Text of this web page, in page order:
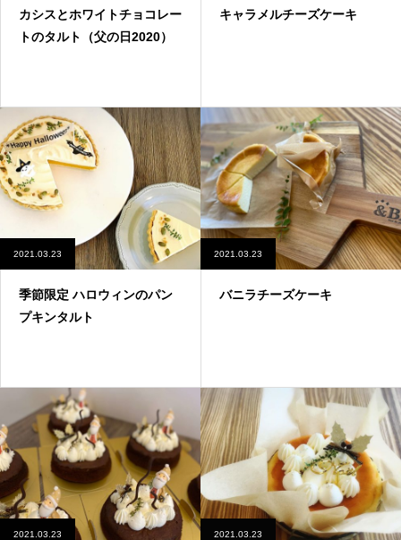
カシスとホワイトチョコレー
トのタルト（父の日2020）
キャラメルチーズケーキ
2021.03.23
季節限定 ハロウィンのパン
プキンタルト
2021.03.23
バニラチーズケーキ
2021.03.23 2021.03.23